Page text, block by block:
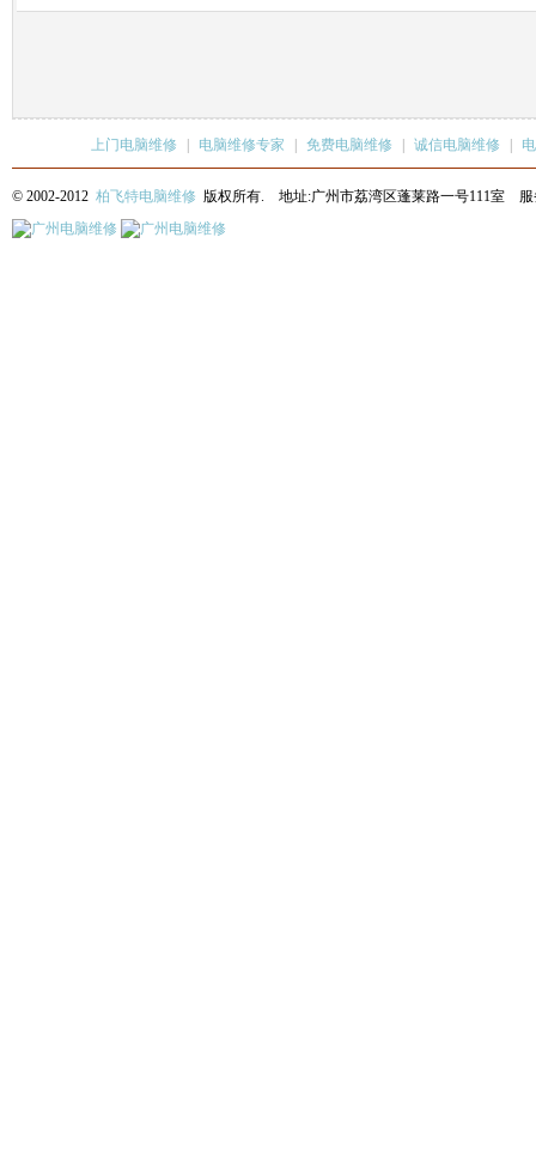
上门电脑维修 电脑维修专家 免费电脑维修 诚信电脑维修
© 2002-2012 柏飞特电脑维修 版权所有. 地址:广州市荔湾区蓬莱路一号111室 服